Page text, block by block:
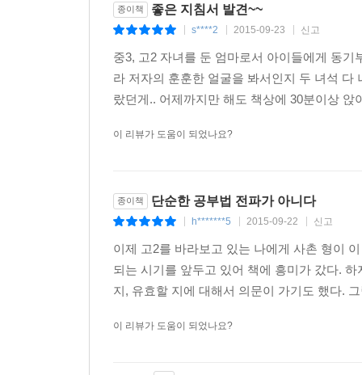
종이책 좋은 지침서 발견~~
s****2 2015-09-23 신고
중3, 고2 자녀를 둔 엄마로서 아이들에게 동
라 저자의 훈훈한 얼굴을 봐서인지 두 녀석
랐던게.. 어제까지만 해도 책상에 30분이상
이 리뷰가 도움이 되었나요?
종이책 단순한 공부법 전파가 아니다
h*******5 2015-09-22 신고
이제 고2를 바라보고 있는 나에게 사촌 형이
되는 시기를 앞두고 있어 책에 흥미가 갔다.
지, 유효할 지에 대해서 의문이 가기도 했다.
이 리뷰가 도움이 되었나요?